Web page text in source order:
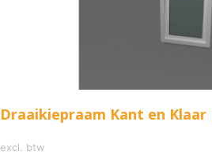
Draaikiepraam Kant en Klaar
excl. btw